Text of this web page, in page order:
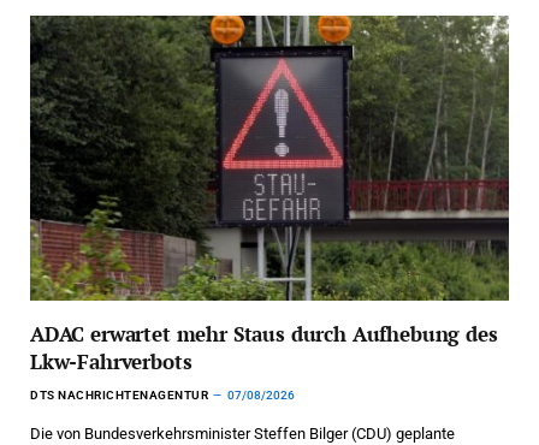
ADAC erwartet mehr Staus durch Aufhebung des
Lkw-Fahrverbots
DTS NACHRICHTENAGENTUR 07/08/2026
Die von Bundesverkehrsminister Steffen Bilger (CDU) geplante